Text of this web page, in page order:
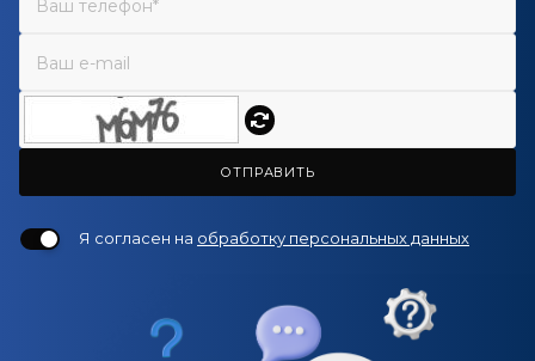
ОТПРАВИТЬ
Я согласен на обработку персональных данных